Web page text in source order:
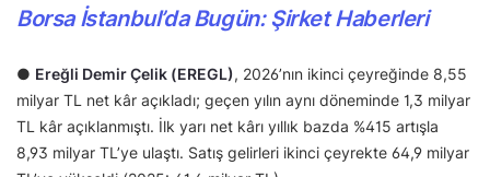
Borsa İstanbul’da Bugün: Şirket Haberleri
● Ereğli Demir Çelik (EREGL), 2026’nın ikinci çeyreğinde 8,55
milyar TL net kâr açıkladı; geçen yılın aynı döneminde 1,3 milyar
TL kâr açıklanmıştı. İlk yarı net kârı yıllık bazda %415 artışla
8,93 milyar TL’ye ulaştı. Satış gelirleri ikinci çeyrekte 64,9 milyar